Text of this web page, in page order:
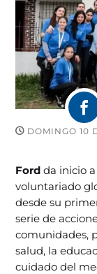
DOMINGO 10
Fordda inicio
voluntariado
desde su
serie de
comunidades,
salud, la
cuidado del